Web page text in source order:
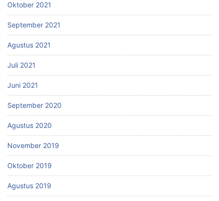
Oktober 2021
September 2021
Agustus 2021
Juli 2021
Juni 2021
September 2020
Agustus 2020
November 2019
Oktober 2019
Agustus 2019